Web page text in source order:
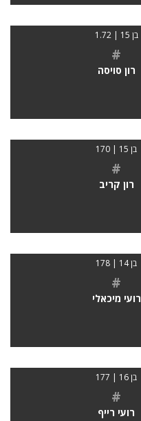
בן 15 | 1.72
#
רון סויסה
בן 15 | 170
#
רון קריב
בן 14 | 178
#
רועי מיכאלי
בן 16 | 177
#
רועי רייף